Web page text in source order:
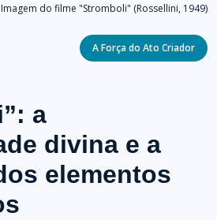
Imagem do filme "Stromboli" (Rossellini, 1949)
Categories
A Força do Ato Criador
a
divina e a
elementos